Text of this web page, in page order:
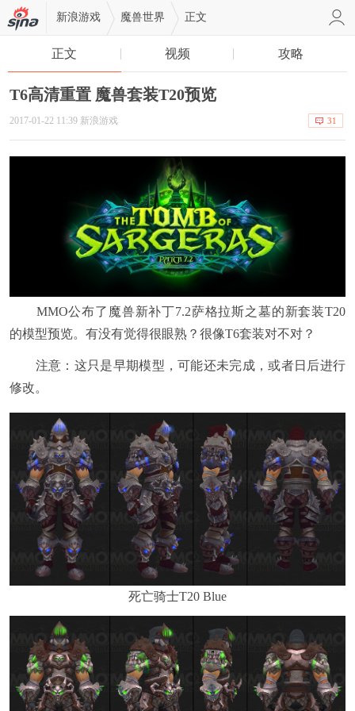
新浪游戏 魔兽世界 正文
正文 视频 攻略
T6高清重置 魔兽套装T20预览
2017-01-22 11:39 新浪游戏 31
MMO公布了魔兽新补丁7.2萨格拉斯之墓的新套装T20
的模型预览。有没有觉得很眼熟？很像T6套装对不对？
注意：这只是早期模型，可能还未完成，或者日后进行
修改。
死亡骑士T20 Blue